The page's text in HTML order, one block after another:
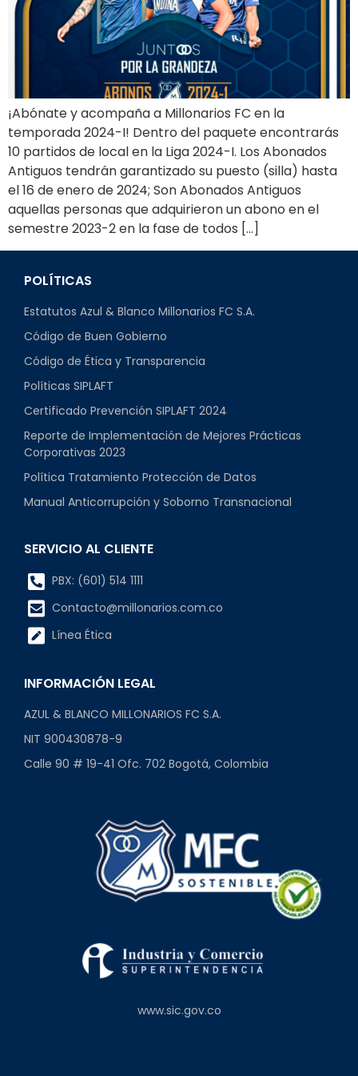
¡Abónate y acompaña a Millonarios FC en la
temporada 2024-I! Dentro del paquete encontrarás
10 partidos de local en la Liga 2024-I. Los Abonados
Antiguos tendrán garantizado su puesto (silla) hasta
el 16 de enero de 2024; Son Abonados Antiguos
aquellas personas que adquirieron un abono en el
semestre 2023-2 en la fase de todos […]
POLÍTICAS
Estatutos Azul & Blanco Millonarios FC S.A.
Código de Buen Gobierno
Código de Ética y Transparencia
Políticas SIPLAFT
Certificado Prevención SIPLAFT 2024
Reporte de Implementación de Mejores Prácticas
Corporativas 2023
Política Tratamiento Protección de Datos
Manual Anticorrupción y Soborno Transnacional
SERVICIO AL CLIENTE
PBX: (601) 514 1111
Contacto@millonarios.com.co
Línea Ética
INFORMACIÓN LEGAL
AZUL & BLANCO MILLONARIOS FC S.A.
NIT 900430878-9
Calle 90 # 19-41 Ofc. 702 Bogotá, Colombia
www.sic.gov.co